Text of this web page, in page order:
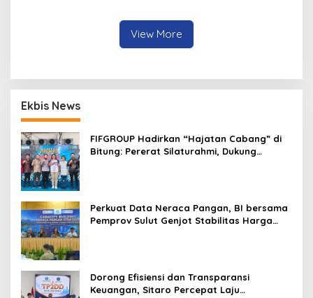
View More
Ekbis News
FIFGROUP Hadirkan “Hajatan Cabang” di
Bitung: Pererat Silaturahmi, Dukung
Perkuat Data Neraca Pangan, BI bersama
Pemprov Sulut Genjot Stabilitas Harga
Dorong Efisiensi dan Transparansi
Keuangan, Sitaro Percepat Laju